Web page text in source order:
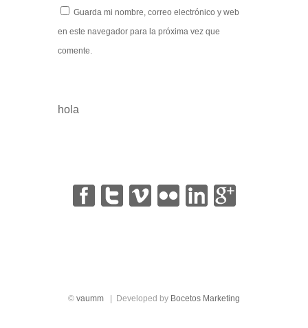
Guarda mi nombre, correo electrónico y web
en este navegador para la próxima vez que
comente.
hola
| | | | |
© vaumm | Developed by Bocetos Marketing